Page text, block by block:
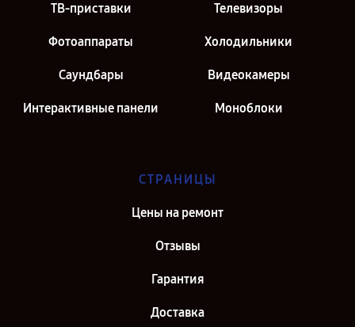
ТВ-приставки Телевизоры
Фотоаппараты Холодильники
Саундбары Видеокамеры
Интерактивные панели Моноблоки
СТРАНИЦЫ
Цены на ремонт
Отзывы
Гарантия
Доставка